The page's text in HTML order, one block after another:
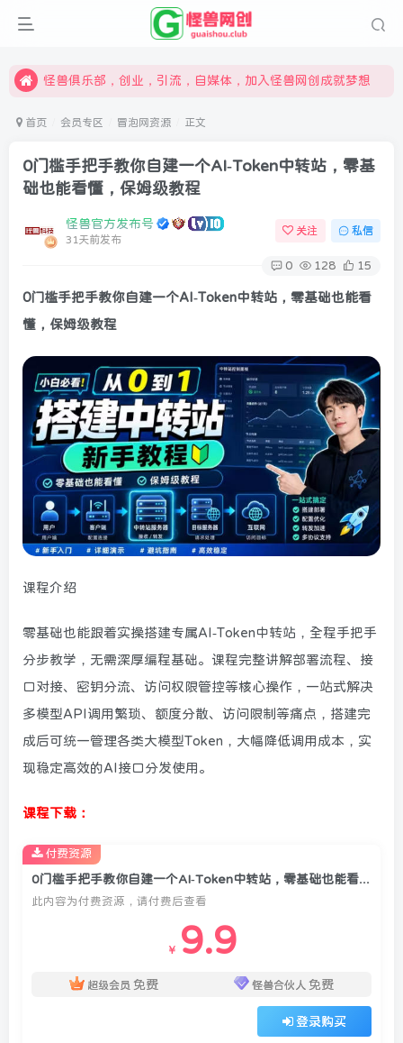
限时开通会员更享折扣，超高返佣
怪兽俱乐部，创业，引流，自媒体，加入怪兽网创成就梦想
首页 会员专区 冒泡网资源 正文
0门槛手把手教你自建一个AI-Token中转站，零基
础也能看懂，保姆级教程
怪兽官方发布号
31天前发布
关注 私信
0 128 15
0门槛手把手教你自建一个AI-Token中转站，零基础也能看
懂，保姆级教程
课程介绍
零基础也能跟着实操搭建专属AI-Token 中转站，全程手把手
分步教学，无需深厚编程基础。课程完整讲解部署流程、接
口对接、密钥分流、访问权限管控等核心操作，一站式解决
多模型API调用繁琐、额度分散、访问限制等痛点，搭建完
成后可统一管理各类大模型Token，大幅降低调用成本，实
现稳定高效的AI接口分发使用。
课程下载：
此内容为付费资源，请付费后查看
￥ 9.9
超级会员 免费 怪兽合伙人 免费
登录购买
付费资源